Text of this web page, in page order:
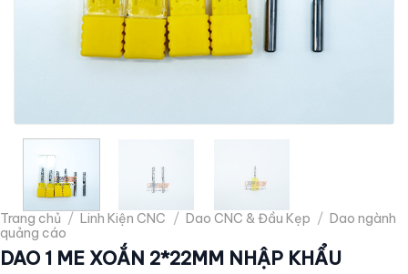
Trang chủ / Linh Kiện CNC / Dao CNC & Đầu Kẹp / Dao ngành
quảng cáo
DAO 1 ME XOẮN 2*22MM NHẬP KHẨU